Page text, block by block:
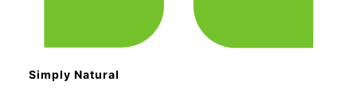
Simply Natural